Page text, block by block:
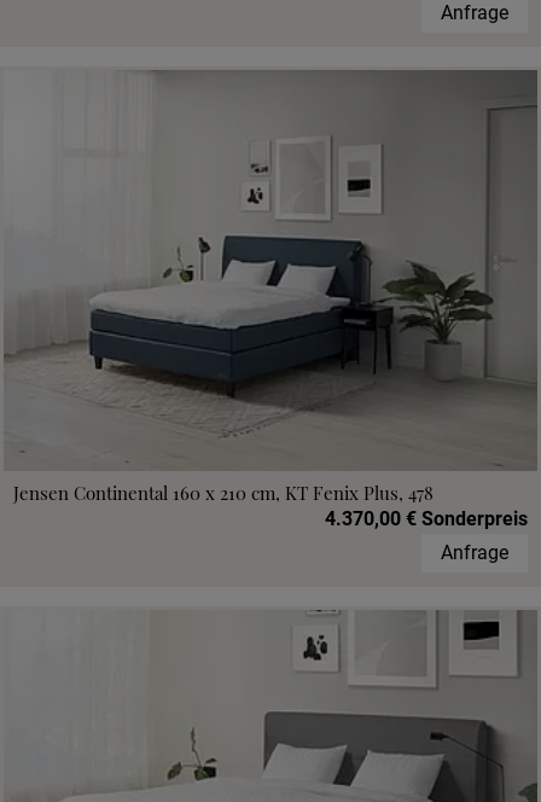
Anfrage
Jensen Continental 160 x 210 cm, KT Fenix Plus, 478
4.370,00 € Sonderpreis
Anfrage